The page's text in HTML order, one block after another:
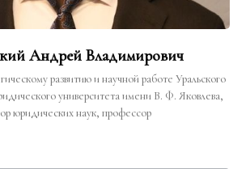
Андрей Владимирович
развитию и научной работе Уральского
университета имени В. Ф. Яковлева,
юридических наук, профессор